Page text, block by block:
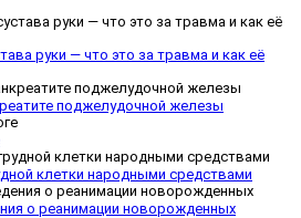
руки — что это за травма и как её
поджелудочной железы
клетки народными средствами
о реанимации новорожденных